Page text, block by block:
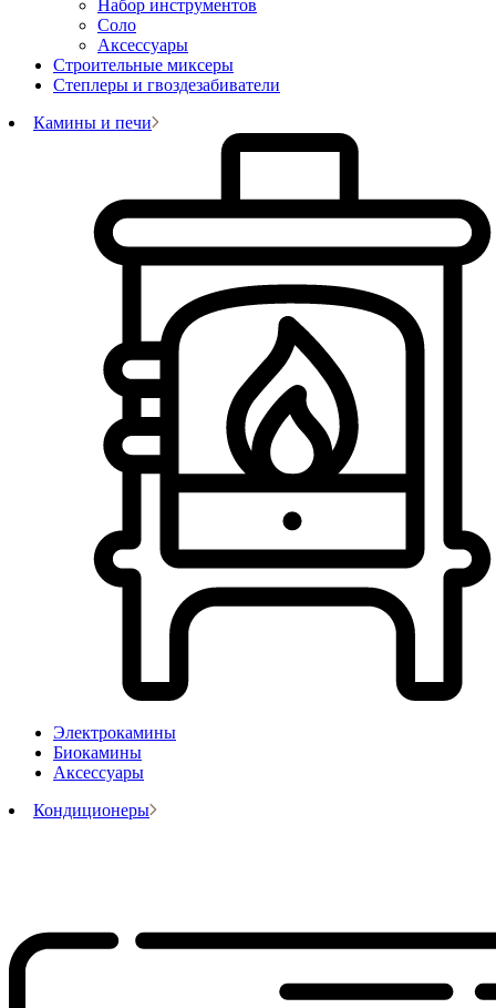
Набор инструментов
Соло
Аксессуары
Строительные миксеры
Степлеры и гвоздезабиватели
Камины и печи
Электрокамины
Биокамины
Аксессуары
Кондиционеры